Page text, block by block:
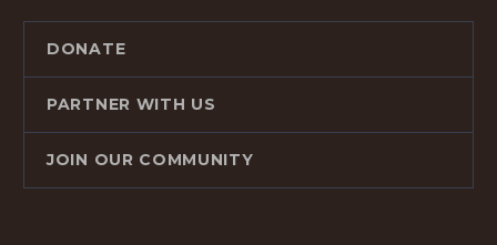
DONATE
PARTNER WITH US
JOIN OUR COMMUNITY